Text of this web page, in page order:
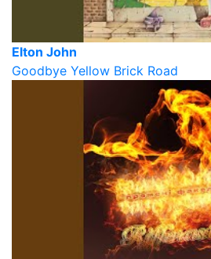
Elton John
Goodbye Yellow Brick Road